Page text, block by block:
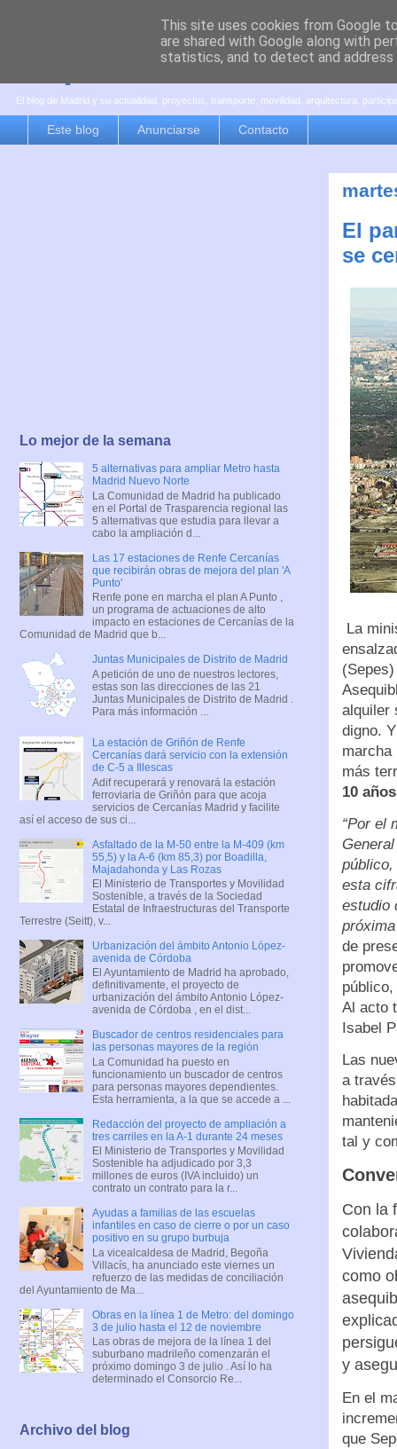
es por madrid
El blog de Madrid y su actualidad, proyectos, transporte, movilidad, arquitectura,
Este blog Anunciarse Contacto
El
se
La
alquiler
digno.
marcha
más
10
“Por el
esta
estudio
de
Al acto
Isabel
Las
a
tal y
Con la
como
y
En el
que
Lo mejor de la semana
5 alternativas para ampliar Metro hasta
Madrid Nuevo Norte
La Comunidad de Madrid ha publicado
en el Portal de Trasparencia regional las
5 alternativas que estudia para llevar a
cabo la ampliación d...
Las 17 estaciones de Renfe Cercanías
que recibirán obras de mejora del plan 'A
Punto'
Renfe pone en marcha el plan A Punto ,
un programa de actuaciones de alto
impacto en estaciones de Cercanías de la
Comunidad de Madrid que b...
Juntas Municipales de Distrito de Madrid
A petición de uno de nuestros lectores,
estas son las direcciones de las 21
Juntas Municipales de Distrito de Madrid .
Para más información ...
La estación de Griñón de Renfe
Cercanías dará servicio con la extensión
de C-5 a Illescas
Adif recuperará y renovará la estación
ferroviaria de Griñón para que acoja
servicios de Cercanías Madrid y facilite
así el acceso de sus ci...
Asfaltado de la M-50 entre la M-409 (km
55,5) y la A-6 (km 85,3) por Boadilla,
Majadahonda y Las Rozas
El Ministerio de Transportes y Movilidad
Sostenible, a través de la Sociedad
Estatal de Infraestructuras del Transporte
Terrestre (Seitt), v...
Urbanización del ámbito Antonio López-
avenida de Córdoba
El Ayuntamiento de Madrid ha aprobado,
definitivamente, el proyecto de
urbanización del ámbito Antonio López-
avenida de Córdoba , en el dist...
Buscador de centros residenciales para
las personas mayores de la región
La Comunidad ha puesto en
funcionamiento un buscador de centros
para personas mayores dependientes.
Esta herramienta, a la que se accede a ...
Redacción del proyecto de ampliación a
tres carriles en la A-1 durante 24 meses
El Ministerio de Transportes y Movilidad
Sostenible ha adjudicado por 3,3
millones de euros (IVA incluido) un
contrato un contrato para la r...
Ayudas a familias de las escuelas
infantiles en caso de cierre o por un caso
positivo en su grupo burbuja
La vicealcaldesa de Madrid, Begoña
Villacís, ha anunciado este viernes un
refuerzo de las medidas de conciliación
del Ayuntamiento de Ma...
Obras en la línea 1 de Metro: del domingo
3 de julio hasta el 12 de noviembre
Las obras de mejora de la línea 1 del
suburbano madrileño comenzarán el
próximo domingo 3 de julio . Así lo ha
determinado el Consorcio Re...
Archivo del blog
This site uses cookies from Google
are shared with Google along with
statistics, and to detect and address